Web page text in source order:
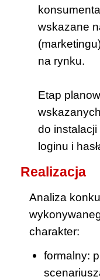
wskazane
na rynku.
Etap
do
loginu i
Realizacja
Analiza
charakter:
formalny: